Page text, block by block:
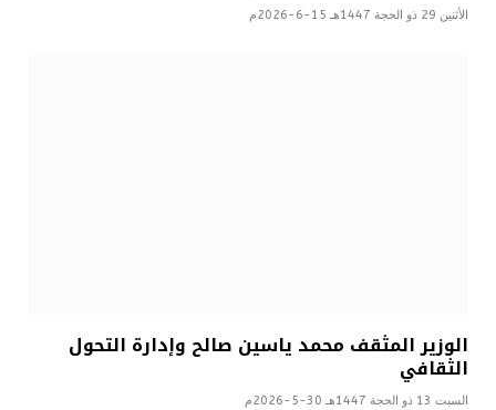
الأثنين 29 ذو الحجة 1447هـ 15-6-2026م
الوزير المثقف محمد ياسين صالح وإدارة التحول
الثقافي
السبت 13 ذو الحجة 1447هـ 30-5-2026م